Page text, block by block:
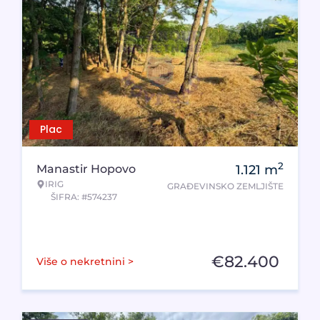
Plac
Manastir Hopovo
IRIG
ŠIFRA: #574237
1.121 m2
GRAĐEVINSKO ZEMLJIŠTE
Više o nekretnini > €82.400